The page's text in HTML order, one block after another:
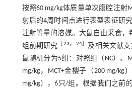
按照60 mg/kg体质量单次腹腔注射
射后的4周时间点进行表型表征研
注射等量的溶媒。大鼠自由采食，
组前期研究
23，24 及相关文献支
鼠随机分为5组：对照组（NC）、
mg/kg，MCT+金樱子（200 mg/kg
mg/kg），6只/组。根据我们之前